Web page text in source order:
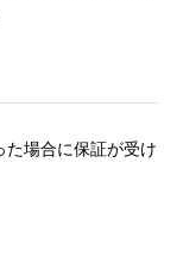
場合に保証が受け